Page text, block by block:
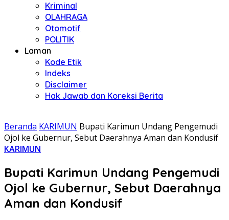
Kriminal
OLAHRAGA
Otomotif
POLITIK
Laman
Kode Etik
Indeks
Disclaimer
Hak Jawab dan Koreksi Berita
Beranda KARIMUN Bupati Karimun Undang Pengemudi
Ojol ke Gubernur, Sebut Daerahnya Aman dan Kondusif
KARIMUN
Bupati Karimun Undang Pengemudi
Ojol ke Gubernur, Sebut Daerahnya
Aman dan Kondusif